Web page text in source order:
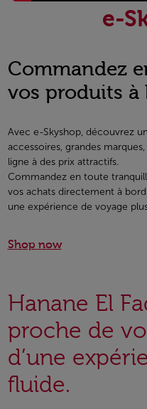
e-
Commandez
vos produits à
Avec e-Skyshop, découvrez
accessoires, grandes
ligne à des prix attractifs.
Commandez en toute
vos achats directement à
une expérience de voyage
Shop now
Hanane El
proche de
d’une
fluide.